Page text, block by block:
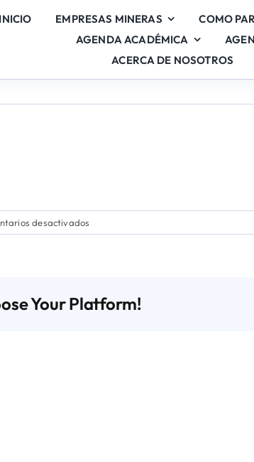
INICIO EMPRESAS MINERAS COMO
AGENDA ACADÉMICA
ACERCA DE NOSOTROS
desactivados
Stand
Your Platform!